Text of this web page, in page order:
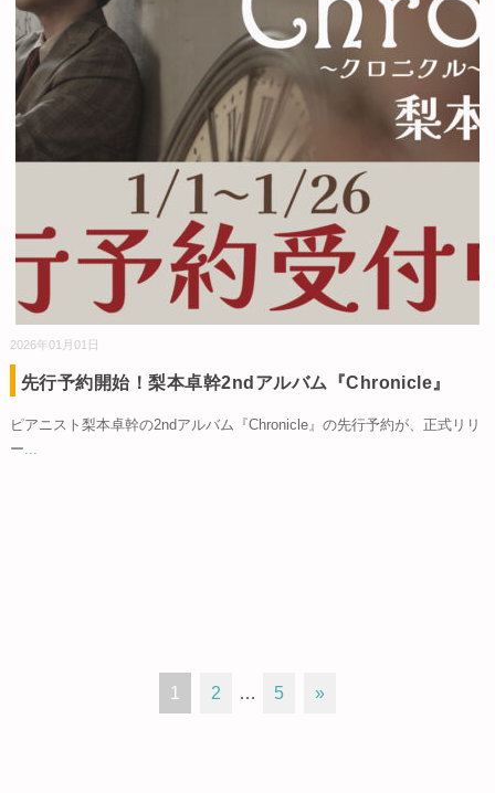
2026年01月01日
先行予約開始！梨本卓幹2ndアルバム『Chronicle』
ピアニスト梨本卓幹の2ndアルバム『Chronicle』の先行予約が、正式リリ
ー
1 2 … 5 »